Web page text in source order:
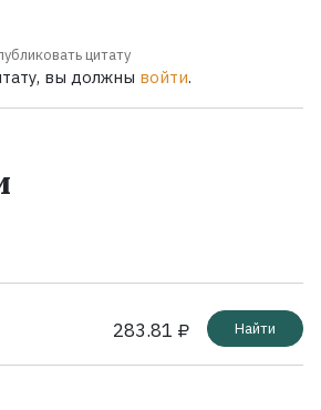
цитату
вы должны войти.
283.81 ₽ Найти